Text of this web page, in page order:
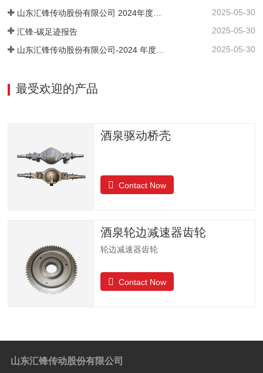
山东汇锋传动股份有限公司 2024年度社会责任报告 2025-05-30
汇锋-碳足迹报告 2025-05-30
2025-05-30
最受欢迎的产品
酒泉驱动桥壳
Contact Now
酒泉轮边减速器齿轮
轮边减速器齿轮
Contact Now
山东汇锋传动股份有限公司